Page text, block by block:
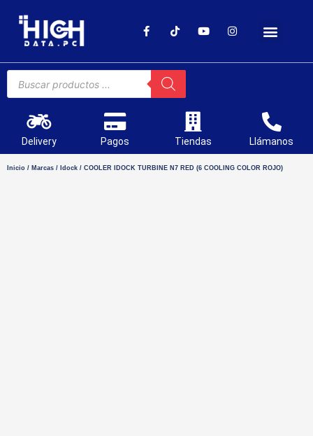
Delivery Pagos Tiendas Llámanos
Inicio / Marcas / Idock / COOLER IDOCK TURBINE N7 RED (6 COOLING COLOR ROJO)